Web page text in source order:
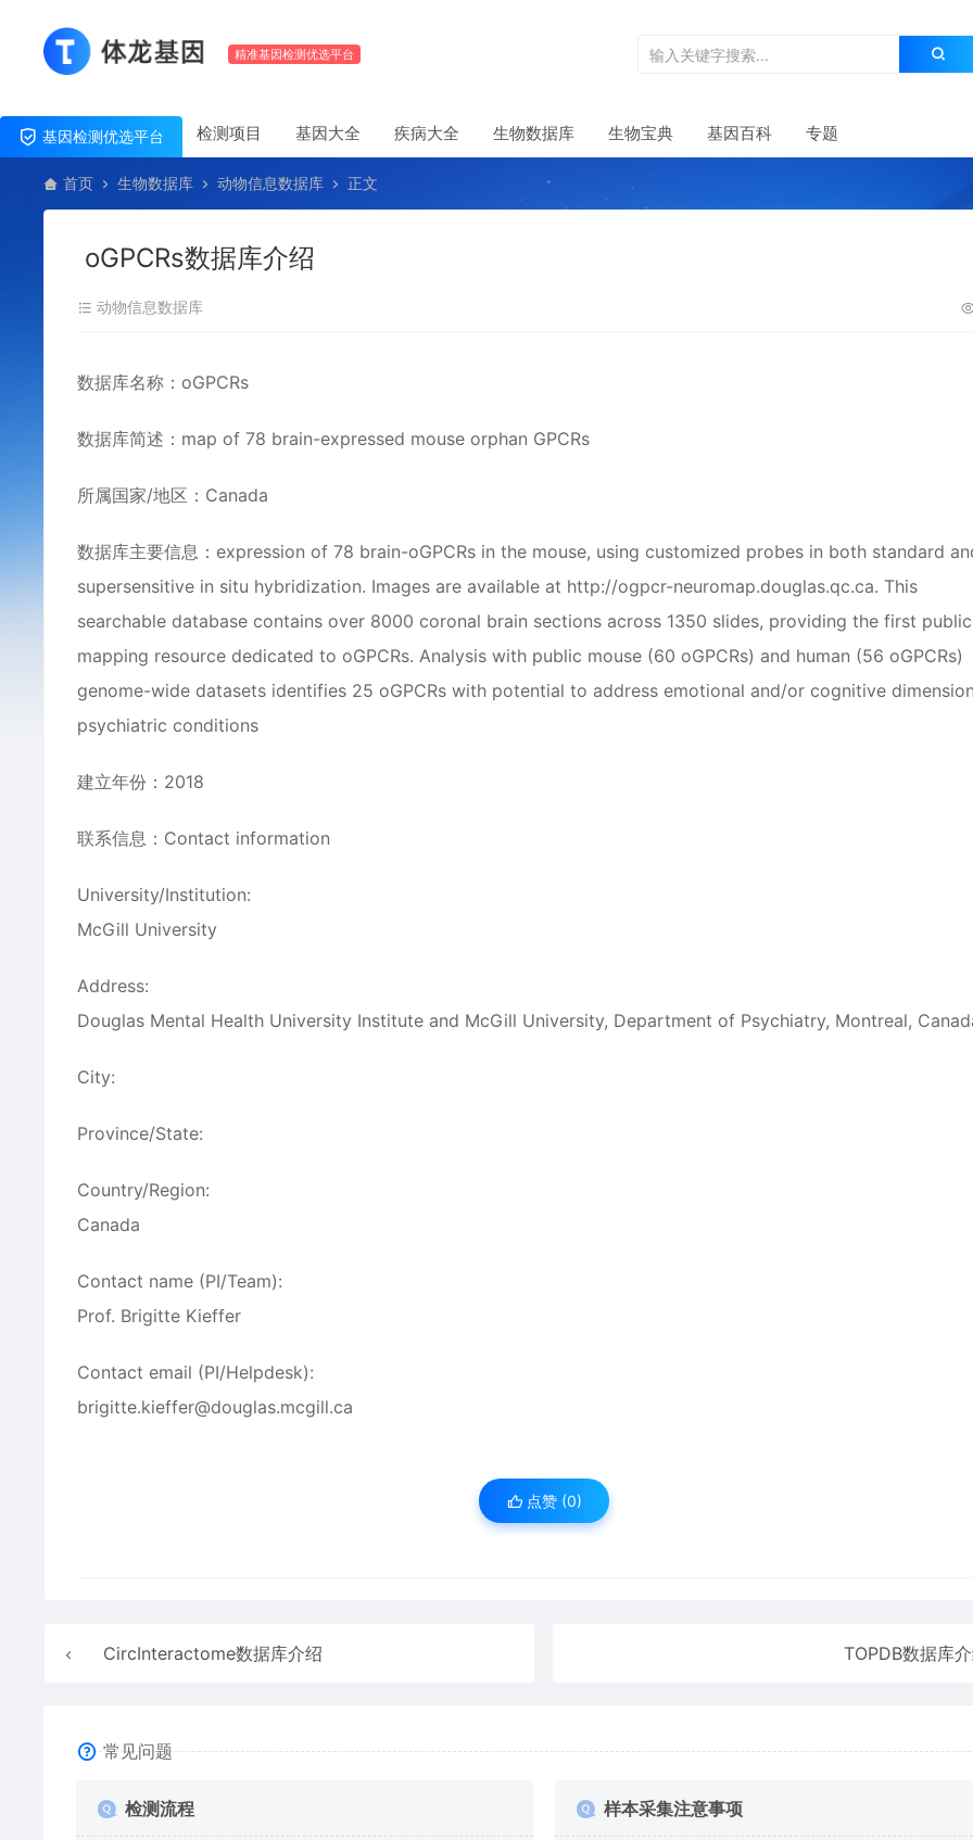
精准基因检测优选平台
基因检测优选平台 检测项目 基因大全 疾病大全 生物数据库 生物宝典 基因百科 专题
首页 生物数据库 动物信息数据库 正文
oGPCRs数据库介绍
动物信息数据库
数据库名称：oGPCRs
数据库简述：map of 78 brain-expressed mouse orphan GPCRs
所属国家/地区：Canada
数据库主要信息：expression of 78 brain-oGPCRs in the mouse, using customized probes in both standard
supersensitive in situ hybridization. Images are available at http://ogpcr-neuromap.douglas.qc.ca. This
searchable database contains over 8000 coronal brain sections across 1350 slides, providing the first public
mapping resource dedicated to oGPCRs. Analysis with public mouse (60 oGPCRs) and human (56 oGPCRs)
genome-wide datasets identifies 25 oGPCRs with potential to address emotional and/or cognitive
psychiatric conditions
建立年份：2018
联系信息：Contact information
University/Institution:
McGill University
Address:
Douglas Mental Health University Institute and McGill University, Department of Psychiatry, Montreal,
City:
Province/State:
Country/Region:
Canada
Contact name (PI/Team):
Prof. Brigitte Kieffer
Contact email (PI/Helpdesk):
brigitte.kieffer@douglas.mcgill.ca
点赞 (0)
CircInteractome数据库介绍 TOPDB数据库
常见问题
检测流程 样本采集注意事项